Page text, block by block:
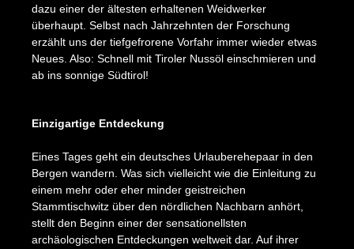
dazu einer der ältesten erhaltenen Weidwerker
überhaupt. Selbst nach Jahrzehnten der Forschung
erzählt uns der tiefgefrorene Vorfahr immer wieder etwas
Neues. Also: Schnell mit Tiroler Nussöl einschmieren und
ab ins sonnige Südtirol!
Einzigartige Entdeckung
Eines Tages geht ein deutsches Urlauberehepaar in den
Bergen wandern. Was sich vielleicht wie die Einleitung zu
einem mehr oder eher minder geistreichen
Stammtischwitz über den nördlichen Nachbarn anhört,
stellt den Beginn einer der sensationellsten
archäologischen Entdeckungen weltweit dar. Auf ihrer